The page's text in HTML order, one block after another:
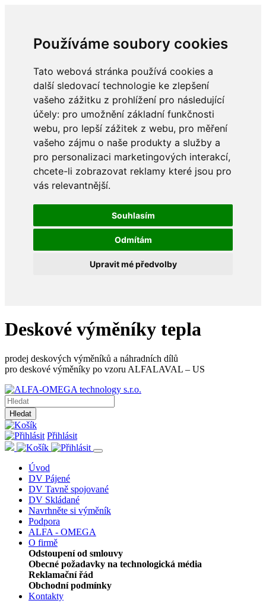
Používáme soubory cookies
Tato webová stránka používá cookies a
další sledovací technologie ke zlepšení
vašeho zážitku z prohlížení pro následující
účely: pro umožnění základní funkčnosti
webu, pro lepší zážitek z webu, pro měření
vašeho zájmu o naše produkty a služby a
pro personalizaci marketingových interakcí,
chcete-li zobrazovat reklamy které jsou pro
vás relevantnější.
Souhlasím
Odmítám
Upravit mé předvolby
Deskové výměníky tepla
prodej deskových výměníků a náhradních dílů
pro deskové výměníky po vzoru ALFALAVAL – US
Hledat
Přihlásit
Úvod
DV Pájené
DV Tavně spojované
DV Skládané
Navrhněte si výměník
Podpora
ALFA - OMEGA
O firmě
Odstoupení od smlouvy
Obecné požadavky na technologická média
Reklamační řád
Obchodní podmínky
Kontakty